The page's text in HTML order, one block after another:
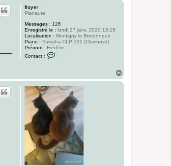
u
floyer
Pianaute
Messages : 126
Enregistré le : lundi 27 janv. 2020 13:15
Localisation : Montigny le Bretonneux
Piano : Yamaha CLP-150 (Clavinova)
Prénom : Frédéric
Contact :
c
t
f
l
u